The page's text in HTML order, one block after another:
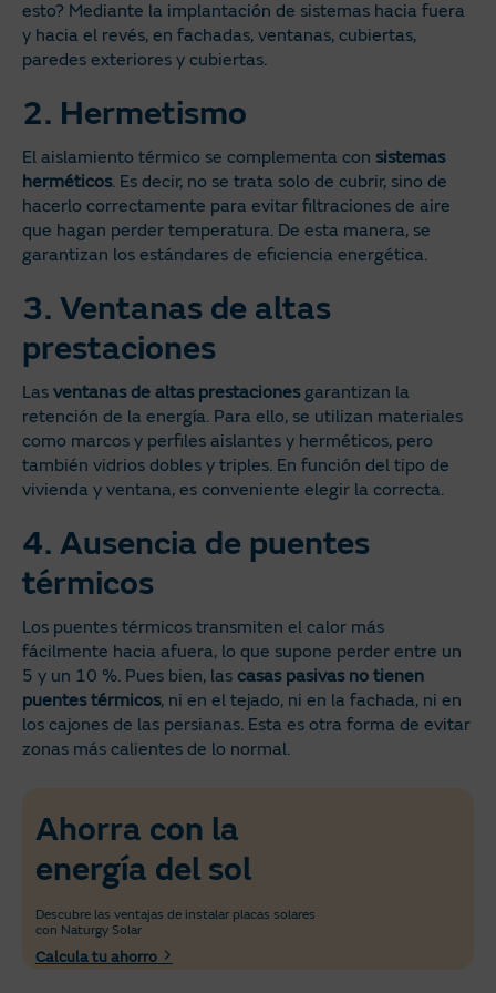
esto? Mediante la implantación de sistemas hacia fuera
y hacia el revés, en fachadas, ventanas, cubiertas,
paredes exteriores y cubiertas.
2. Hermetismo
El aislamiento térmico se complementa con sistemas
herméticos. Es decir, no se trata solo de cubrir, sino de
hacerlo correctamente para evitar filtraciones de aire
que hagan perder temperatura. De esta manera, se
garantizan los estándares de eficiencia energética.
3. Ventanas de altas
prestaciones
Las ventanas de altas prestacionesgarantizan la
retención de la energía. Para ello, se utilizan materiales
como marcos y perfiles aislantes y herméticos, pero
también vidrios dobles y triples. En función del tipo de
vivienda y ventana, es conveniente elegir la correcta.
4. Ausencia de puentes
térmicos
Los puentes térmicos transmiten el calor más
fácilmente hacia afuera, lo que supone perder entre un
5 y un 10 %. Pues bien, las casas pasivas no tienen
puentes térmicos, ni en el tejado, ni en la fachada, ni en
los cajones de las persianas. Esta es otra forma de evitar
zonas más calientes de lo normal.
Ahorra con la
energía del sol
Descubre las ventajas de instalar placas solares
con Naturgy Solar
Calcula tu ahorro